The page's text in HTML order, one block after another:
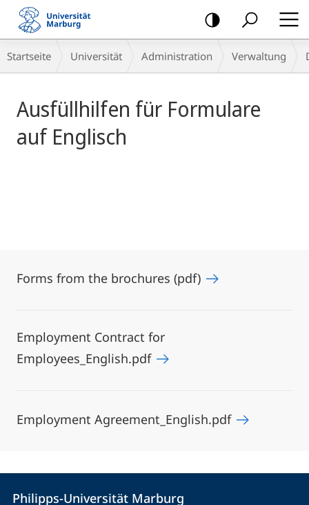
Mobile-
Navigation
Hauptinhalt
Breadcrumb-
Navigation
Startseite Universität Administration Verwaltung
Ausfüllhilfen für Formulare
auf Englisch
Forms from the brochures (pdf)
Employment Contract for
Employees_English.pdf
Employment Agreement_English.pdf
Kontakt
Kontaktinformationen
Philipps-Universität Marburg